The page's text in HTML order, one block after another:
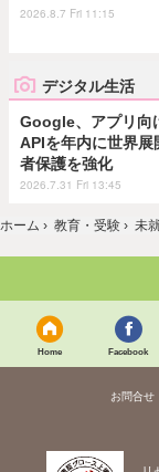
2026.8.7 Fri 11:15
デジタル生活
Google、アプリ向
APIを年内に世界
者保護を強化
2026.7.31 Fri 13:45
ホーム › 教育・受験 › 未
Home Facebook
お問合せ